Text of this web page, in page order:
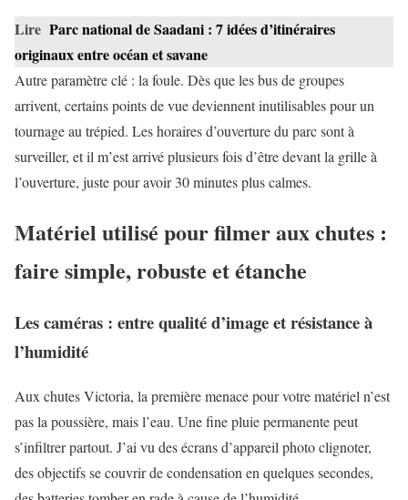
Lire Parc national de Saadani : 7 idées d’itinéraires
originaux entre océan et savane
Autre paramètre clé : la foule. Dès que les bus de groupes
arrivent, certains points de vue deviennent inutilisables pour un
tournage au trépied. Les horaires d’ouverture du parc sont à
surveiller, et il m’est arrivé plusieurs fois d’être devant la grille à
l’ouverture, juste pour avoir 30 minutes plus calmes.
Matériel utilisé pour filmer aux chutes :
faire simple, robuste et étanche
Les caméras : entre qualité d’image et résistance à
l’humidité
Aux chutes Victoria, la première menace pour votre matériel n’est
pas la poussière, mais l’eau. Une fine pluie permanente peut
s’infiltrer partout. J’ai vu des écrans d’appareil photo clignoter,
des objectifs se couvrir de condensation en quelques secondes,